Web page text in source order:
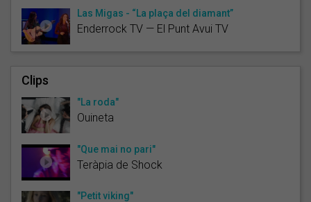
Las Migas - “La plaça del diamant”
Enderrock TV — El Punt Avui TV
Clips
"La roda"
Ouineta
"Que mai no pari"
Teràpia de Shock
"Petit viking"